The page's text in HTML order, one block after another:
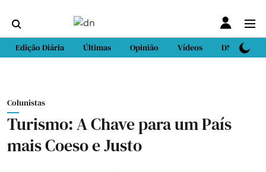
Edição Diária Últimas Opinião Vídeos DN Sport
Colunistas
Turismo: A Chave para um País
mais Coeso e Justo